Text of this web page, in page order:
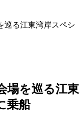
巡る江東湾岸スペシ
場を巡る江東
乗船